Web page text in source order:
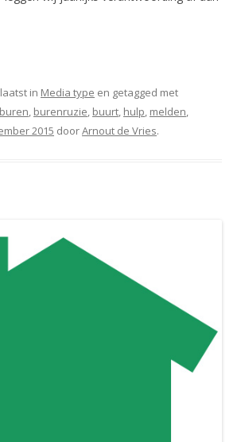
in Media type en getagged met
buren burenruzie buurt hulp melden
2015 doorArnout de Vries.